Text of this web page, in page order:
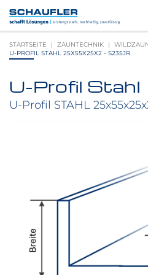
Inhalt
Hauptnavigation
Footernavigation
Logo
Schaufler
verlinkt
zur
STARTSEITE ZAUNTECHNIK
U-PROFIL STAHL 25X55X25X2 - S235JR
Produktbilder
U-Profil Stahl
U-Profil STAHL